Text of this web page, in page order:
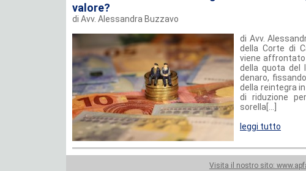
valore?
di Avv. Alessandra Buzzavo
di Avv.
della Corte di
viene
della quota del
denaro,
della reintegra
di riduzione
sorella[...]
leggi tutto
Visita il nostro sito: